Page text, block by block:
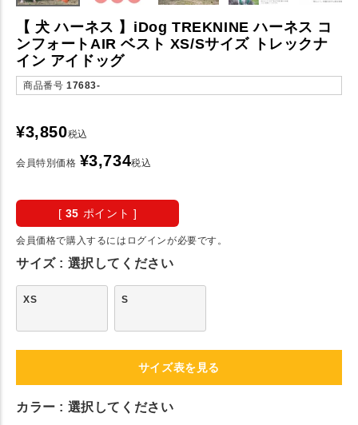
【 犬 ハーネス 】iDog TREKNINE ハーネス コ
ンフォートAIR ベスト XS/Sサイズ トレックナ
イン アイドッグ
商品番号 17683-
¥3,850税込
会員特別価格 ¥3,734税込
[ 35 ポイント ]
会員価格で購入するにはログインが必要です。
サイズ 選択してください
XS S
サイズ表を見る
カラー 選択してください